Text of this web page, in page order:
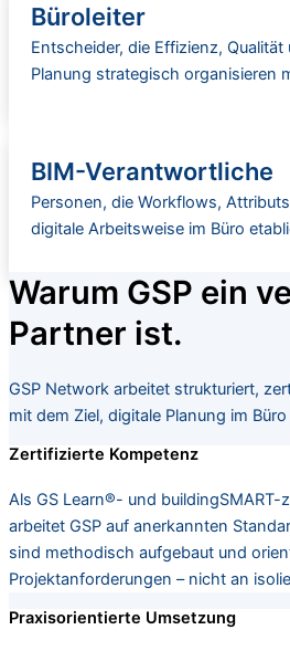
Büroleiter
Entscheider, die Effizienz,
Planung strategisch organisieren
BIM-Verantwortliche
Personen, die Workflows,
digitale Arbeitsweise im Büro
Warum GSP ein
Partner ist.
GSP Network arbeitet strukturiert,
mit dem Ziel, digitale Planung im
Zertifizierte Kompetenz
Als GS Learn®- und buildingSMART-
arbeitet GSP auf anerkannten
sind methodisch aufgebaut und
Projektanforderungen – nicht an
Praxisorientierte Umsetzung